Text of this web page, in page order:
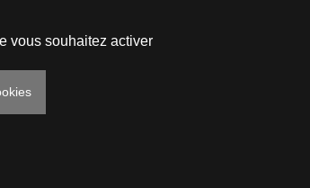
vous souhaitez activer